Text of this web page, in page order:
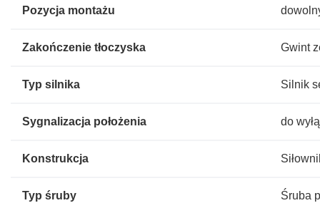
Pozycja montażu
Zakończenie tłoczyska Gwint
Typ silnika Silnik
Sygnalizacja położenia do
Konstrukcja
Typ śruby Śruba